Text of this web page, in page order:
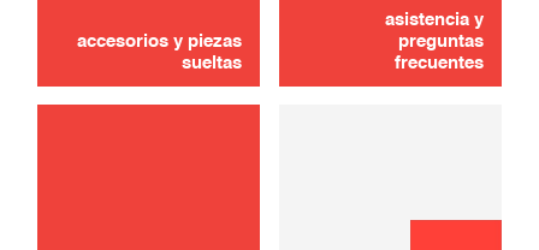
accesorios y piezas
sueltas
asistencia y
preguntas
frecuentes
usar